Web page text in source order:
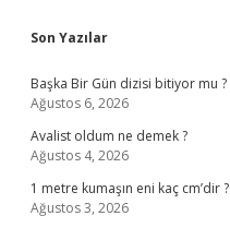
Sidebar
Son Yazılar
Başka Bir Gün dizisi bitiyor mu ?
Ağustos 6, 2026
Avalist oldum ne demek ?
Ağustos 4, 2026
1 metre kumaşın eni kaç cm’dir ?
Ağustos 3, 2026